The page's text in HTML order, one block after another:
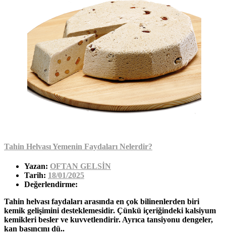
Tahin Helvası Yemenin Faydaları Nelerdir?
Yazan: OFTAN GELSİN
Tarih: 18/01/2025
Değerlendirme:
Tahin helvası faydaları arasında en çok bilinenlerden biri
kemik gelişimini desteklemesidir. Çünkü içeriğindeki kalsiyum
kemikleri besler ve kuvvetlendirir. Ayrıca tansiyonu dengeler,
kan basıncını dü..